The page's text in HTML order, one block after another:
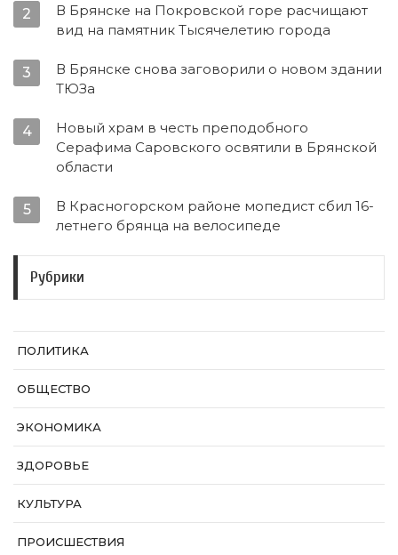
2
В Брянске на Покровской горе расчищают
вид на памятник Тысячелетию города
3
В Брянске снова заговорили о новом здании
ТЮЗа
4
Новый храм в честь преподобного
Серафима Саровского освятили в Брянской
области
5
В Красногорском районе мопедист сбил 16-
летнего брянца на велосипеде
Рубрики
ПОЛИТИКА
ОБЩЕСТВО
ЭКОНОМИКА
ЗДОРОВЬЕ
КУЛЬТУРА
ПРОИСШЕСТВИЯ